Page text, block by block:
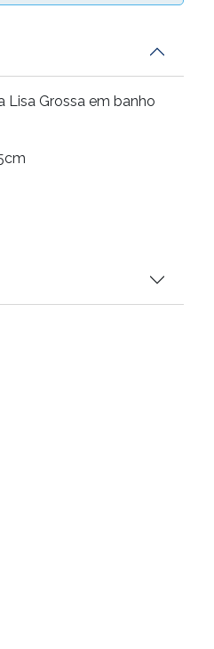
Lisa Grossa em banho